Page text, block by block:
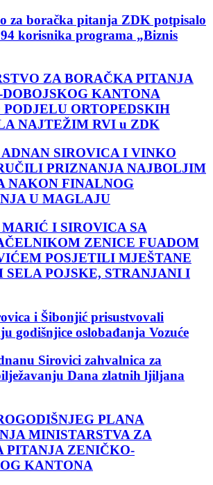
za boračka pitanja ZDK potpisalo
korisnika programa „Biznis
ZA BORAČKA PITANJA
KANTONA
ORTOPEDSKIH
NAJTEŽIM RVI u ZDK
SIROVICA I VINKO
PRIZNANJA NAJBOLJIM
NAKON FINALNOG
U MAGLAJU
I SIROVICA SA
ZENICE FUADOM
POSJETILI MJEŠTANE
SELA POJSKE, STRANJANI I
i Šibonjić prisustvovali
godišnjice oslobađanja Vozuće
Sirovici zahvalnica za
Dana zlatnih ljiljana
PLANA
MINISTARSTVA ZA
PITANJA ZENIČKO-
KANTONA